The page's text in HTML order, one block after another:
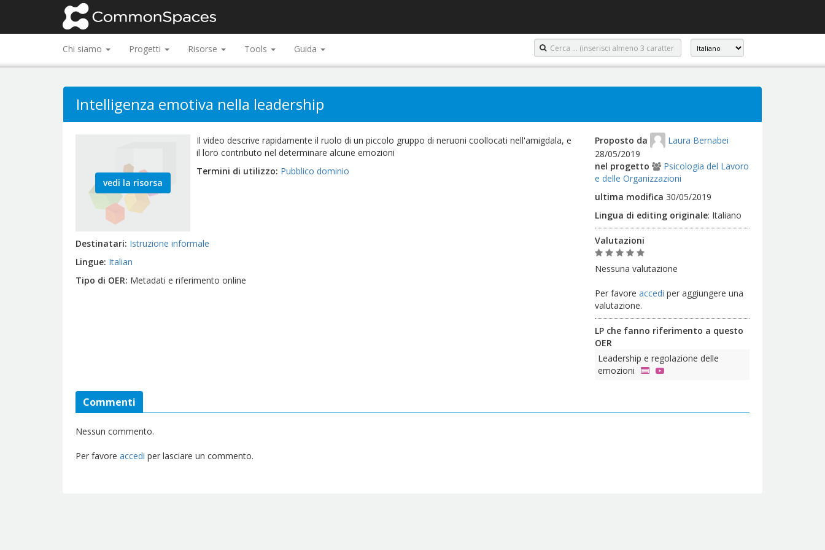
Chi siamo Progetti Risorse Tools Guida
Intelligenza emotiva nella leadership
vedi la risorsa
Il video descrive rapidamente il ruolo di un piccolo gruppo di neruoni coollocati nell'amigdala, e
il loro contributo nel determinare alcune emozioni
Termini di utilizzo Pubblico dominio
Destinatari Istruzione informale
Lingue Italian
Tipo di OER Metadati e riferimento online
Proposto da
Laura Bernabei
28/05/2019
nel progetto
Psicologia del Lavoro
e delle Organizzazioni
ultima modifica 30/05/2019
Lingua di editing originale: Italiano
Valutazioni
Nessuna valutazione
Per favore accedi per aggiungere una
valutazione.
LP che fanno riferimento a questo
OER
Leadership e regolazione delle
emozioni
Commenti
Nessun commento.
Per favore accedi per lasciare un commento.